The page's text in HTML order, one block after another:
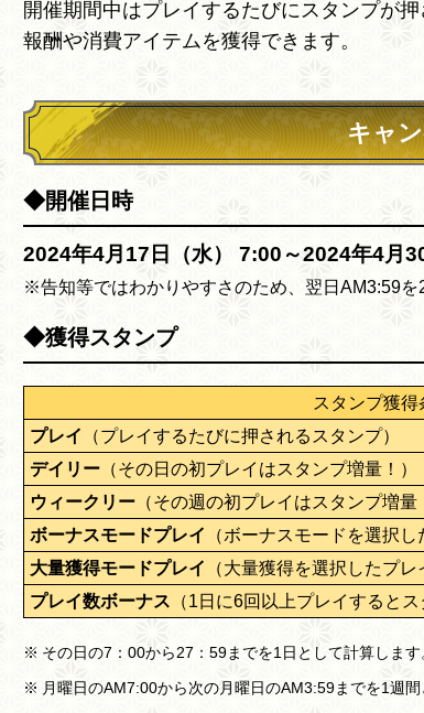
開催期間中はプレイするたびにスタンプが
報酬や消費アイテムを獲得できます。
キャ
◆開催日時
2024年4月17日（水） 7:00～2024年4月
※告知等ではわかりやすさのため、翌日AM3:59を
◆獲得スタンプ
スタンプ獲得
プレイ
（プレイするたびに押されるスタンプ）
デイリー （その日の初プレイはスタンプ増量！）
ウィークリー （その週の初プレイはスタンプ増量
ボーナスモードプレイ
（ボーナスモードを選択
大量獲得モードプレイ
（大量獲得を選択したプ
プレイ数ボーナス （1日に6回以上プレイするとス
その日の7：00から27：59までを1日として計算します
月曜日のAM7:00から次の月曜日のAM3:59までを1週間